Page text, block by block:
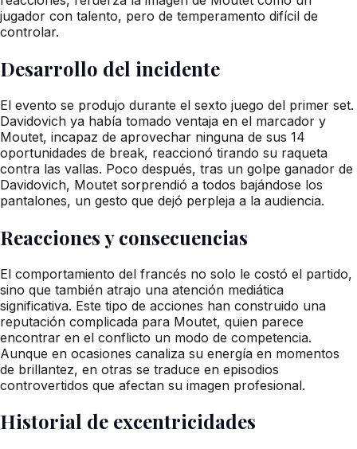
jugador con talento, pero de temperamento difícil de
controlar.
Desarrollo del incidente
El evento se produjo durante el sexto juego del primer set.
Davidovich ya había tomado ventaja en el marcador y
Moutet, incapaz de aprovechar ninguna de sus 14
oportunidades de break, reaccionó tirando su raqueta
contra las vallas. Poco después, tras un golpe ganador de
Davidovich, Moutet sorprendió a todos bajándose los
pantalones, un gesto que dejó perpleja a la audiencia.
Reacciones y consecuencias
El comportamiento del francés no solo le costó el partido,
sino que también atrajo una atención mediática
significativa. Este tipo de acciones han construido una
reputación complicada para Moutet, quien parece
encontrar en el conflicto un modo de competencia.
Aunque en ocasiones canaliza su energía en momentos
de brillantez, en otras se traduce en episodios
controvertidos que afectan su imagen profesional.
Historial de excentricidades